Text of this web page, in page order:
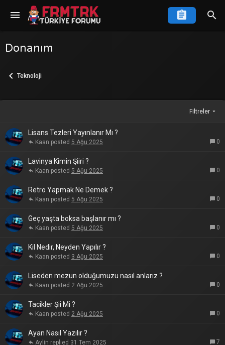
Donanım
Teknoloji
Filtreler
Lisans Tezleri Yayınlanır Mı ?
0
5 Ağu 2025
Kaan
Lavinya Kimin Şiiri ?
0
5 Ağu 2025
Kaan
Retro Yapmak Ne Demek ?
0
5 Ağu 2025
Kaan
Geç yaşta boksa başlanır mı ?
0
5 Ağu 2025
Kaan
Kil Nedir, Neyden Yapılır ?
0
3 Ağu 2025
Kaan
Liseden mezun olduğumuzu nasıl anlarız ?
0
2 Ağu 2025
Kaan
Tacikler Şii Mi ?
0
2 Ağu 2025
Kaan
Ayan Nasıl Yazılır ?
7
31 Tem 2025
Aylin